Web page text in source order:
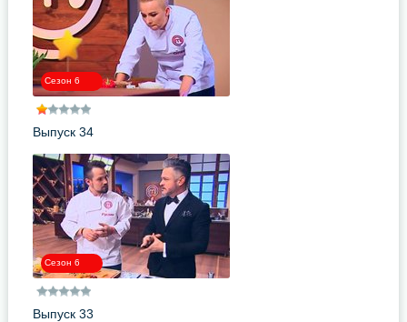
Сезон 6
Выпуск 34
Сезон 6
Выпуск 33